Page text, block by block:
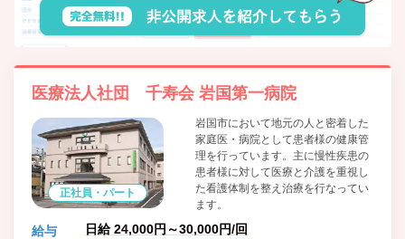
医療法人社団 千寿会 岩国第一病院
正社員・パート
岩国市において地元の人と密着した
家庭医・病院として患者様の健康管
理を行っています。主に慢性疾患の
患者様に対して医療と介護を重視し
た看護体制を整え治療を行なってい
ます。
給与 日給 24,000円～30,000円/回